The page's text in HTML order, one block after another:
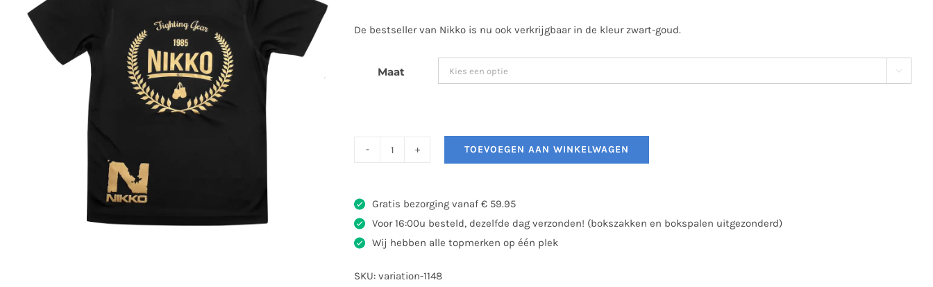
De bestseller van Nikko is nu ook verkrijgbaar in de kleur zwart-goud.
Maat 
Fit
Fighting
Gear
aantal
TOEVOEGEN AAN WINKELWAGEN
Gratis bezorging vanaf € 59.95
Voor 16:00u besteld, dezelfde dag verzonden! (bokszakken en bokspalen uitgezonderd)
Wij hebben alle topmerken op één plek
SKU: variation-1148